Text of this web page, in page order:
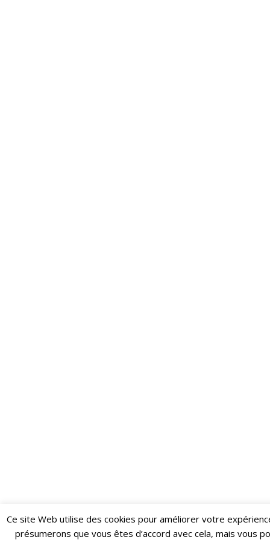
Restez informé·e des dernières actualités du Poing !
Ce site Web utilise des cookies pour améliorer votre
présumerons que vous êtes d’accord avec cela, mais vous